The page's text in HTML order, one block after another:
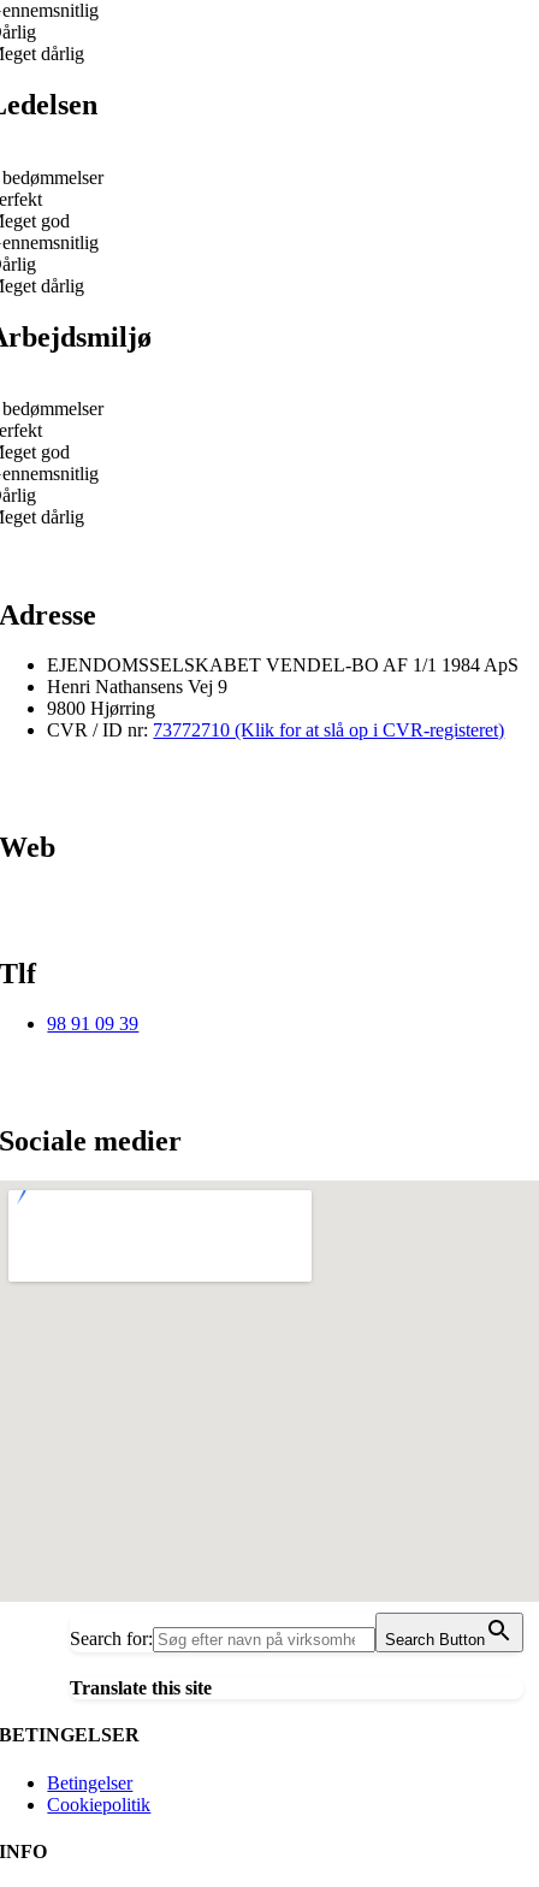
dårlig
god
dårlig
god
dårlig
Adresse
EJENDOMSSELSKABET VENDEL-BO AF 1/1 1984 ApS
Henri Nathansens Vej 9
9800 Hjørring
CVR / ID nr: 73772710 (Klik for at slå op i CVR-registeret)
Web
Tlf
98 91 09 39
Sociale medier
Search for: Search Button
Translate this site
BETINGELSER
Betingelser
Cookiepolitik
INFO